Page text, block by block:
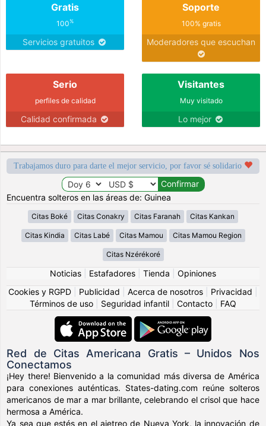
Gratis
100%
Servicios gratuitos
Soporte
100% gratis
Moderadores que escuchan
Serio
perfiles de calidad
Calidad confirmada
Visitantes
Muy visitado
Lo mejor
Trabajamos duro para darte el mejor servicio, por favor sé solidario
Encuentra solteros en las áreas de: Guinea
Citas Boké Citas Conakry Citas Faranah Citas Kankan
Citas Kindia Citas Labé Citas Mamou Citas Mamou Region
Citas Nzérékoré
Noticias Estafadores Tienda
Opiniones
Cookies y RGPD
Publicidad Acerca de nosotros Privacidad
Términos de uso
Seguridad infantil Contacto FAQ
Red de Citas Americana Gratis – Unidos Nos
Conectamos
¡Hey there! Bienvenido a la comunidad más diversa de América
para conexiones auténticas. States-dating.com reúne solteros
americanos de mar a mar brillante, celebrando el crisol que hace
hermosa a América.
Ya sea que estés en el ajetreo de Nueva York, la innovación de